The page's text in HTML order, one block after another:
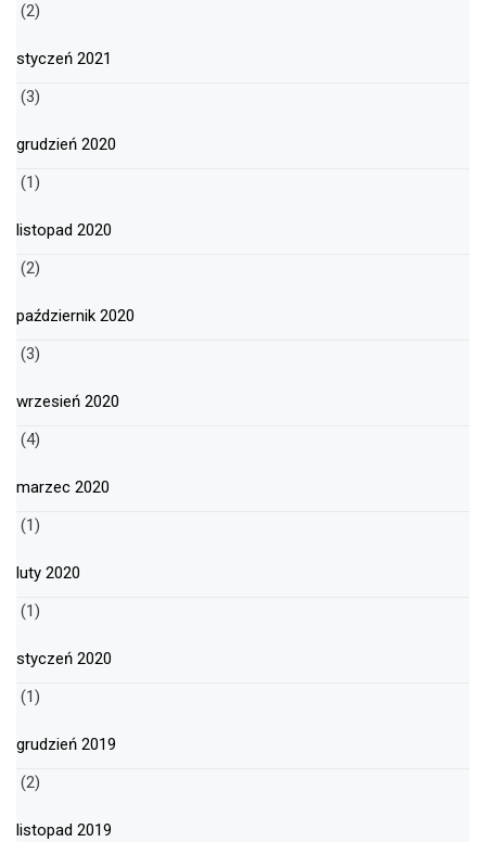
(2)
styczeń 2021
(3)
grudzień 2020
(1)
listopad 2020
(2)
październik 2020
(3)
wrzesień 2020
(4)
marzec 2020
(1)
luty 2020
(1)
styczeń 2020
(1)
grudzień 2019
(2)
listopad 2019